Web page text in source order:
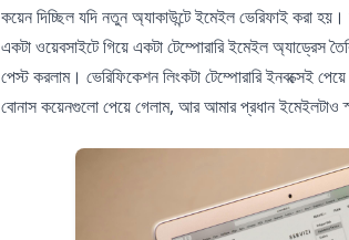
কয়েন দিচ্ছিল যদি নতুন অ্যাকাউন্টে ইমেইল ভেরিফাই
একটা ওয়েবসাইটে গিয়ে একটা টেম্পোরারি ইমেইল অ্যাড্রেস
পেস্ট করলাম। ভেরিফিকেশন লিংকটা টেম্পোরারি ইনবক্সেই
বোনাস কয়েনগুলো পেয়ে গেলাম, আর আমার প্রধান